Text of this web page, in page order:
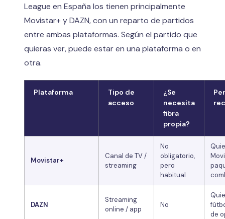
League en España los tienen principalmente
Movistar+ y DAZN, con un reparto de partidos
entre ambas plataformas. Según el partido que
quieras ver, puede estar en una plataforma o en
otra.
Plataforma
Tipo de
acceso
¿Se
necesita
fibra
propia?
Movistar+
Canal de TV /
streaming
No
obligatorio,
pero
habitual
DAZN
Streaming
online / app
No
de